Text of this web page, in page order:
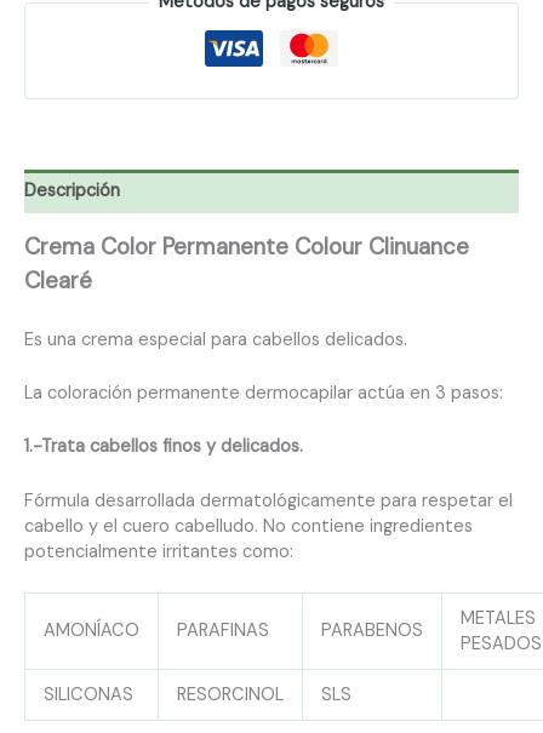
Descripción
Crema Color Permanente Colour Clinuance
Clearé
Es una crema especial para cabellos delicados.
La coloración permanente dermocapilar actúa en 3 pasos:
1.-Trata cabellos finos y delicados.
Fórmula desarrollada dermatológicamente para respetar el
cabello y el cuero cabelludo. No contiene ingredientes
potencialmente irritantes como:
AMONÍACO PARAFINAS PARABENOS
METALES
PESADOS
SILICONAS RESORCINOL SLS